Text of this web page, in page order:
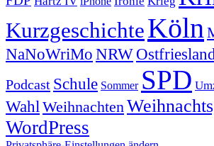
KurzgeschichteKöln
NaNoWriMo NRWOstfriesland
Podcast Schule Sommer SPD
Wahl Weihnachten
WordPress